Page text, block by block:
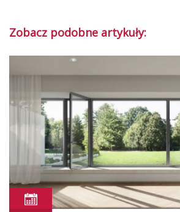
Zobacz podobne artykuły: